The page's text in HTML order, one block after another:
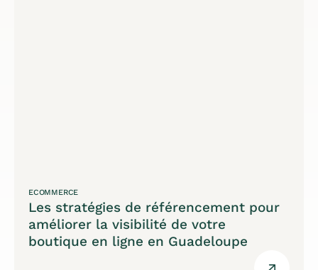
ECOMMERCE
Les stratégies de référencement pour
améliorer la visibilité de votre
boutique en ligne en Guadeloupe